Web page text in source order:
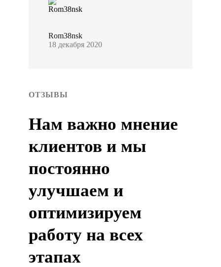
Rom38nsk
18 декабря 2020
ОТЗЫВЫ
Нам важно мнение
клиентов и мы
постоянно
улучшаем и
оптимизируем
работу на всех
этапах